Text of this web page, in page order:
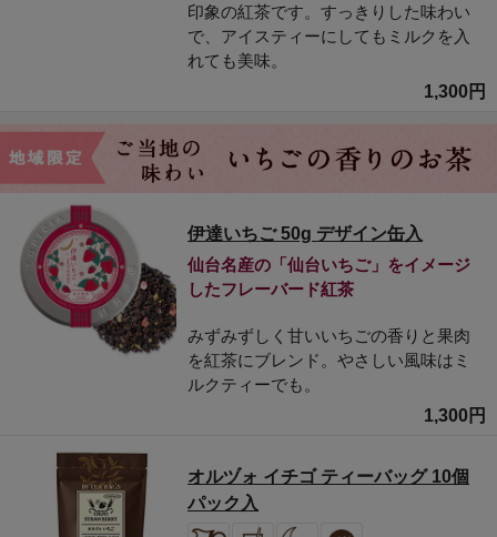
印象の紅茶です。すっきりした味わい
で、アイスティーにしてもミルクを入
れても美味。
1,300円
伊達いちご 50g デザイン缶入
仙台名産の「仙台いちご」をイメージ
したフレーバード紅茶
みずみずしく甘いいちごの香りと果肉
を紅茶にブレンド。やさしい風味はミ
ルクティーでも。
1,300円
オルヅォ イチゴ ティーバッグ 10個
パック入